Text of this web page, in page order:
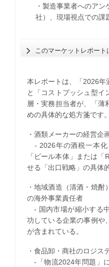
・製造事業者へのア
社）、現場視点での課
このマーケットレポー
本レポートは、「2026年
と「コストプッシュ型イ
層・実務担当者が、「薄
めの具体的な処方箋です。
・酒類メーカーの経営企
- 2026年の酒税一本化
「ビール本体」または
せる「出口戦略」の具体
・地域酒造（清酒・焼
の海外事業責任者
- 国内市場が縮小する
功している企業の事例や
が含まれている。
・食品卸・商社のロジス
-「物流2024年問題」